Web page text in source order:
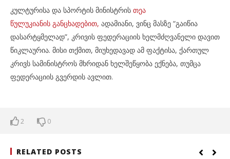
კულტურისა და სპორტის მინისტრის თეა
წულუკიანის განცხადებით, ადამიანი, ვინც მასზე “გაიწია
დასარტყმელად”, კრივის ფედერაციის ხელმძღვანელი დავით
წიკლაურია. მისი თქმით, მიუხედავად ამ ფაქტისა, ქართულ
კრივს სამინისტროს მხრიდან ხელშეწყობა ექნება, თუმცა
ფედერაციის გვერდის ავლით.
2 0
RELATED POSTS